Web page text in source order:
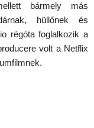
bármely más
hüllőnek és
régóta foglalkozik a
volt a Netflix